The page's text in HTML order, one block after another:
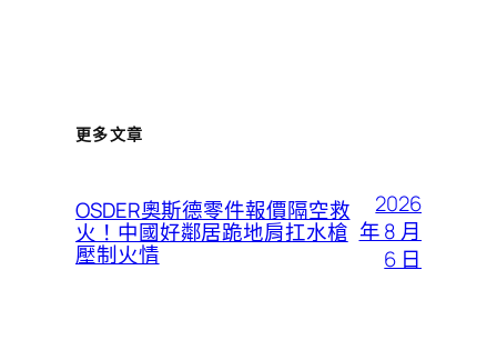
更多文章
OSDER奧斯德零件報價隔空救
火！中國好鄰居跪地肩扛水槍
壓制火情
2026
年 8 月
6 日